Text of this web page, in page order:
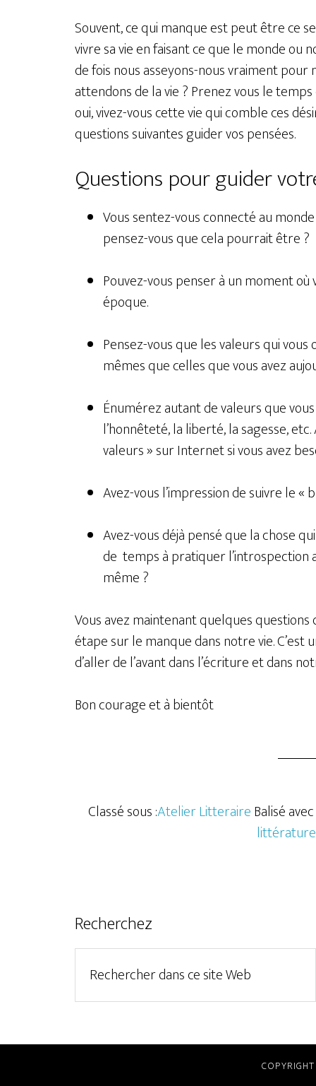
Souvent, ce qui manque est peut être ce
vivre sa vie en faisant ce que le monde ou
de fois nous asseyons-nous vraiment
attendons de la vie ? Prenez vous le
oui, vivez-vous cette vie qui comble ces
questions suivantes guider vos pensées.
Questions pour guider
Vous sentez-vous connecté au
pensez-vous que cela pourrait être ?
Pouvez-vous penser à un moment
époque.
Pensez-vous que les valeurs qui
mêmes que celles que vous avez
Énumérez autant de valeurs que
l’honnêteté, la liberté, la sagesse,
valeurs » sur Internet si vous avez
Avez-vous l’impression de suivre le
Avez-vous déjà pensé que la chose
de temps à pratiquer l’introspection
même ?
Vous avez maintenant quelques
étape sur le manque dans notre vie.
d’aller de l’avant dans l’écriture et dans
Bon courage et à bientôt
Classé sous :Atelier LitteraireBalisé
littérature
Recherchez